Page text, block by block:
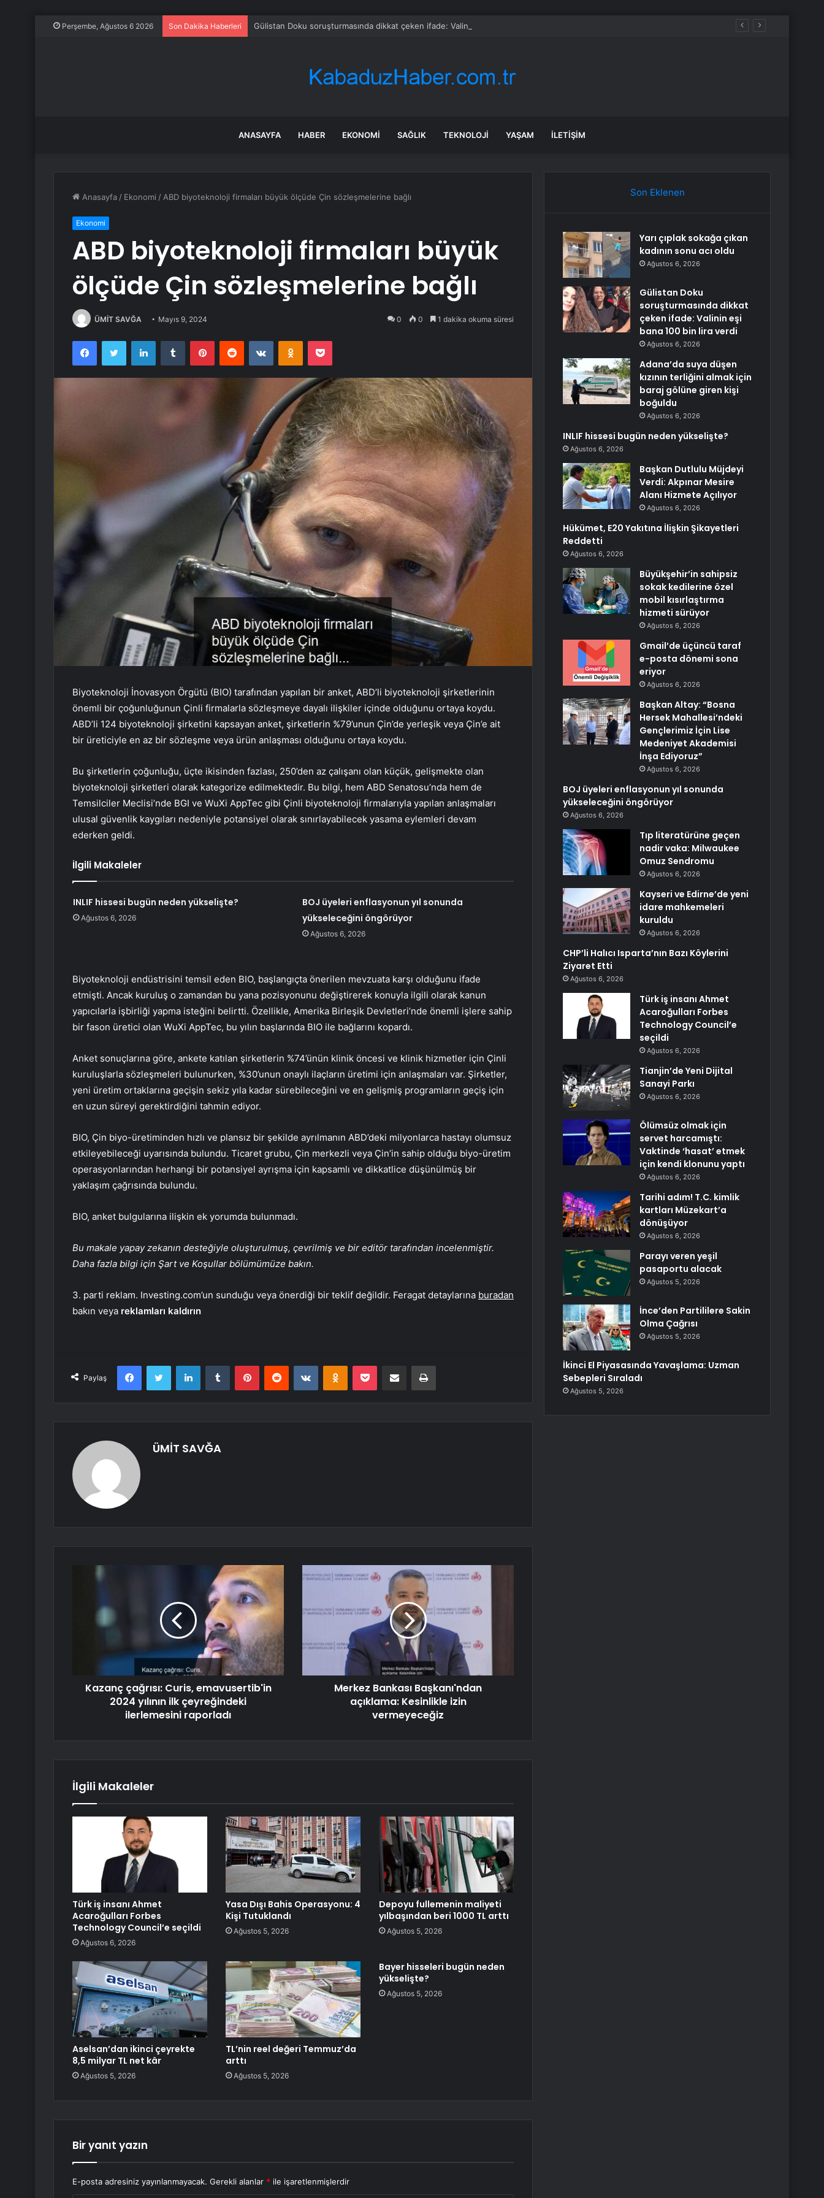
Perşembe, Ağustos 6 2026 Son Dakika Haberleri Gülistan Doku soruşturmasında dikkat çeken ifade: Valinin eşi bana 100 bin lira verdi
ANASAYFA HABER EKONOMI SAĞLIK TEKNOLOJI YAŞAM İLETIŞIM
Anasayfa / Ekonomi / ABD biyoteknoloji firmaları büyük ölçüde Çin sözleşmelerine bağlı
Ekonomi
ABD biyoteknoloji firmaları büyük
ölçüde Çin sözleşmelerine bağlı
ÜMİT SAVĞA Mayıs 9, 2024 0 0 1 dakika okuma süresi
FacebookTwitter LinkedInTumblr PinterestReddit VKontakteOdnoklassniki
Pocket
Biyoteknoloji İnovasyon Örgütü (BIO) tarafından yapılan bir anket, ABD’li biyoteknoloji şirketlerinin
önemli bir çoğunluğunun Çinli firmalarla sözleşmeye dayalı ilişkiler içinde olduğunu ortaya koydu.
ABD’li 124 biyoteknoloji şirketini kapsayan anket, şirketlerin %79’unun Çin’de yerleşik veya Çin’e ait
bir üreticiyle en az bir sözleşme veya ürün anlaşması olduğunu ortaya koydu.
Bu şirketlerin çoğunluğu, üçte ikisinden fazlası, 250’den az çalışanı olan küçük, gelişmekte olan
biyoteknoloji şirketleri olarak kategorize edilmektedir. Bu bilgi, hem ABD Senatosu’nda hem de
Temsilciler Meclisi’nde BGI ve WuXi AppTec gibi Çinli biyoteknoloji firmalarıyla yapılan anlaşmaları
ulusal güvenlik kaygıları nedeniyle potansiyel olarak sınırlayabilecek yasama eylemleri devam
ederken geldi.
İlgili Makaleler
INLIF hissesi bugün neden yükselişte?
Ağustos 6, 2026
BOJ üyeleri enflasyonun yıl sonunda
yükseleceğini öngörüyor
Ağustos 6, 2026
Biyoteknoloji endüstrisini temsil eden BIO, başlangıçta önerilen mevzuata karşı olduğunu ifade
etmişti. Ancak kuruluş o zamandan bu yana pozisyonunu değiştirerek konuyla ilgili olarak kanun
yapıcılarla işbirliği yapma isteğini belirtti. Özellikle, Amerika Birleşik Devletleri’nde önemli işlere sahip
bir fason üretici olan WuXi AppTec, bu yılın başlarında BIO ile bağlarını kopardı.
Anket sonuçlarına göre, ankete katılan şirketlerin %74’ünün klinik öncesi ve klinik hizmetler için Çinli
kuruluşlarla sözleşmeleri bulunurken, %30’unun onaylı ilaçların üretimi için anlaşmaları var. Şirketler,
yeni üretim ortaklarına geçişin sekiz yıla kadar sürebileceğini ve en gelişmiş programların geçiş için
en uzun süreyi gerektirdiğini tahmin ediyor.
BIO, Çin biyo-üretiminden hızlı ve plansız bir şekilde ayrılmanın ABD’deki milyonlarca hastayı olumsuz
etkileyebileceği uyarısında bulundu. Ticaret grubu, Çin merkezli veya Çin’in sahip olduğu biyo-üretim
operasyonlarından herhangi bir potansiyel ayrışma için kapsamlı ve dikkatlice düşünülmüş bir
yaklaşım çağrısında bulundu.
BIO, anket bulgularına ilişkin ek yorumda bulunmadı.
Bu makale yapay zekanın desteğiyle oluşturulmuş, çevrilmiş ve bir editör tarafından incelenmiştir.
Daha fazla bilgi için Şart ve Koşullar bölümümüze bakın.
3. parti reklam. Investing.com’un sunduğu veya önerdiği bir teklif değildir. Feragat detaylarına buradan
bakın veya reklamları kaldırın
Paylaş
FacebookTwitter LinkedInTumblr PinterestReddit VKontakteOdnoklassniki
Pocket E-Posta ile paylaş Yazdır
ÜMİT SAVĞA
Kazanç çağrısı: Curis, emavusertib'in
2024 yılının ilk çeyreğindeki
ilerlemesini raporladı
Merkez Bankası Başkanı'ndan
açıklama: Kesinlikle izin
vermeyeceğiz
İlgili Makaleler
Türk iş insanı Ahmet
Acaroğulları Forbes
Technology Council’e seçildi
Ağustos 6, 2026
Yasa Dışı Bahis Operasyonu: 4
Kişi Tutuklandı
Ağustos 5, 2026
Depoyu fullemenin maliyeti
yılbaşından beri 1000 TL arttı
Ağustos 5, 2026
Aselsan’dan ikinci çeyrekte
8,5 milyar TL net kâr
Ağustos 5, 2026
TL’nin reel değeri Temmuz’da
arttı
Ağustos 5, 2026
Bayer hisseleri bugün neden
yükselişte?
Ağustos 5, 2026
Bir yanıt yazın
E-posta adresiniz yayınlanmayacak. Gerekli alanlar * ile işaretlenmişlerdir
Son Eklenen
Yarı çıplak sokağa çıkan
kadının sonu acı oldu
Ağustos 6, 2026
Gülistan Doku
soruşturmasında dikkat
çeken ifade: Valinin eşi
bana 100 bin lira verdi
Ağustos 6, 2026
Adana’da suya düşen
kızının terliğini almak için
baraj gölüne giren kişi
boğuldu
Ağustos 6, 2026
INLIF hissesi bugün neden yükselişte?
Ağustos 6, 2026
Başkan Dutlulu Müjdeyi
Verdi: Akpınar Mesire
Alanı Hizmete Açılıyor
Ağustos 6, 2026
Hükümet, E20 Yakıtına İlişkin Şikayetleri
Reddetti
Ağustos 6, 2026
Büyükşehir’in sahipsiz
sokak kedilerine özel
mobil kısırlaştırma
hizmeti sürüyor
Ağustos 6, 2026
Gmail’de üçüncü taraf
e-posta dönemi sona
eriyor
Ağustos 6, 2026
Başkan Altay: “Bosna
Hersek Mahallesi’ndeki
Gençlerimiz İçin Lise
Medeniyet Akademisi
İnşa Ediyoruz”
Ağustos 6, 2026
BOJ üyeleri enflasyonun yıl sonunda
yükseleceğini öngörüyor
Ağustos 6, 2026
Tıp literatürüne geçen
nadir vaka: Milwaukee
Omuz Sendromu
Ağustos 6, 2026
Kayseri ve Edirne’de yeni
idare mahkemeleri
kuruldu
Ağustos 6, 2026
CHP’li Halıcı Isparta’nın Bazı Köylerini
Ziyaret Etti
Ağustos 6, 2026
Türk iş insanı Ahmet
Acaroğulları Forbes
Technology Council’e
seçildi
Ağustos 6, 2026
Tianjin’de Yeni Dijital
Sanayi Parkı
Ağustos 6, 2026
Ölümsüz olmak için
servet harcamıştı:
Vaktinde ‘hasat’ etmek
için kendi klonunu yaptı
Ağustos 6, 2026
Tarihi adım! T.C. kimlik
kartları Müzekart’a
dönüşüyor
Ağustos 6, 2026
Parayı veren yeşil
pasaportu alacak
Ağustos 5, 2026
İnce’den Partililere Sakin
Olma Çağrısı
Ağustos 5, 2026
İkinci El Piyasasında Yavaşlama: Uzman
Sebepleri Sıraladı
Ağustos 5, 2026